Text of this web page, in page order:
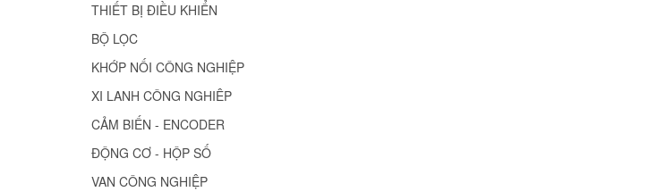
THIẾT BỊ ĐIỀU KHIỂN
BỘ LỌC
KHỚP NỐI CÔNG NGHIỆP
XI LANH CÔNG NGHIÊP
CẢM BIẾN - ENCODER
ĐỘNG CƠ - HỘP SỐ
VAN CÔNG NGHIỆP